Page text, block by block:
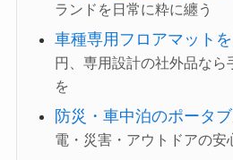
ランドを日常に粋に纏う
車種専用フロアマット
円、専用設計の社外品なら
を
防災・車中泊のポータ
電・災害・アウトドアの安